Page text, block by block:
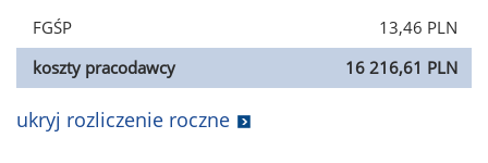
FGŚP
13,46 PLN
koszty pracodawcy
16 216,61 PLN
ukryj rozliczenie roczne